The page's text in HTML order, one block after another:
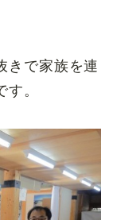
きで家族を連
。